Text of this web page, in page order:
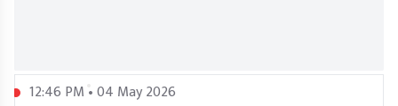
12:46 PM • 04 May 2026